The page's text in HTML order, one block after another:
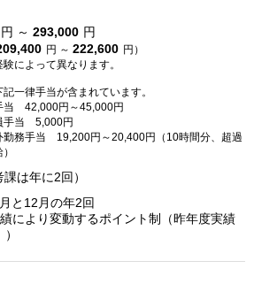
円 ～ 293,000 円
円 ～ 222,600 円）
によって異なります。
記一律手当が含まれています。
当 42,000円～45,000円
手当 5,000円
勤務手当 19,200円～20,400円（10時間分、超過
課は年に2回）
月と12月の年2回
により変動するポイント制（昨年度実績